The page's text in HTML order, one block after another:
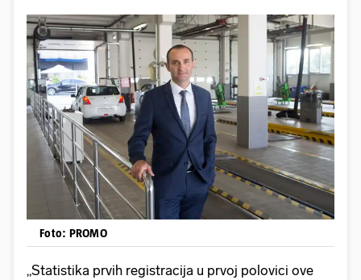
Foto: PROMO
„Statistika prvih registracija u prvoj polovici ove